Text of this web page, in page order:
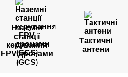
Наземні
станції
керування
FPV дронами
(GCS)
Тактичні
антени